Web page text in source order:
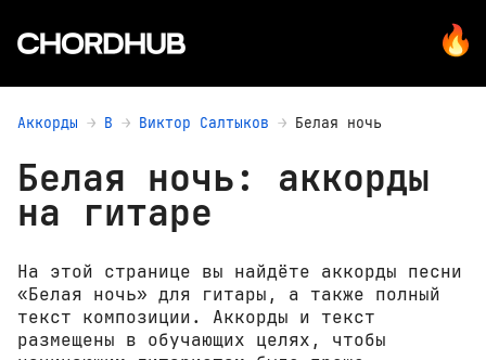
Аккорды В Виктор Салтыков Белая ночь
Белая ночь: аккорды
на гитаре
На этой странице вы найдёте аккорды песни
«Белая ночь» для гитары, а также полный
текст композиции. Аккорды и текст
размещены в обучающих целях, чтобы